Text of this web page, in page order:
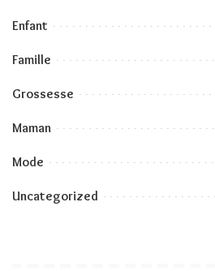
Enfant
Famille
Grossesse
Maman
Mode
Uncategorized